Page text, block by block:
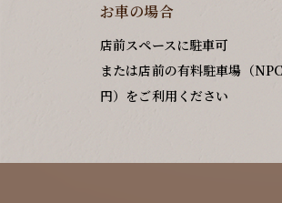
お車の場合
店前スペースに駐車可
または店前の有料駐車場（
円）をご利用ください